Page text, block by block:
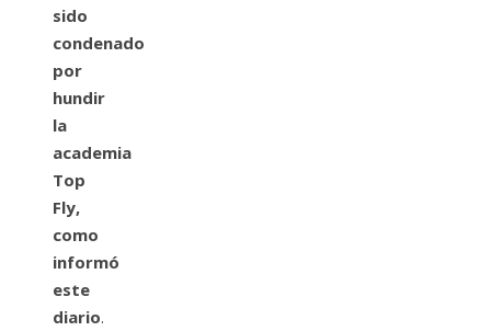
sido
condenado
por
hundir
la
academia
Top
Fly,
como
informó
este
diario.